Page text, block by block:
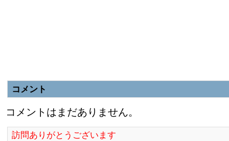
コメント
コメントはまだありません。
訪問ありがとうございます